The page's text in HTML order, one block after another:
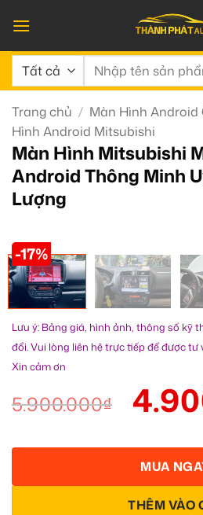
qua
nội
dung
Tìm
Trang chủ / Màn Hình Android
Hình Android Mitsubishi
Màn Hình Mitsubishi
Android Thông Minh
Lượng
-17%
Lưu ý: Bảng giá, hình ảnh, thông số kỹ
đổi. Vui lòng liên hệ trực tiếp để được
Xin cảm ơn
5.900.000₫
THÊM VÀO
MUA